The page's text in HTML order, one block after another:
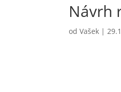
Návrh
odVašek |